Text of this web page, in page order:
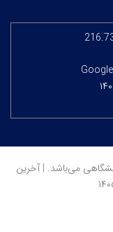
می‌باشد. | آخرین